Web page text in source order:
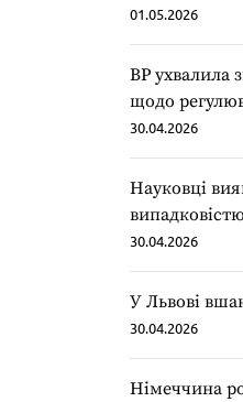
01.05.2026
ВР ухвалила
щодо
30.04.2026
Науковці
випадковістю
30.04.2026
У Львові
30.04.2026
Німеччина